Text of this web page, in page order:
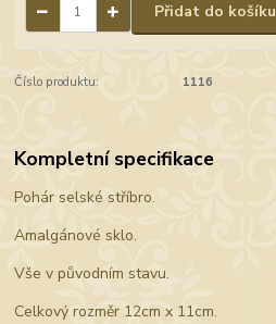
Přidat do košíku
Číslo produktu: 1116
Kompletní specifikace
Pohár selské stříbro.
Amalgánové sklo.
Vše v původním stavu.
Celkový rozměr 12cm x 11cm.